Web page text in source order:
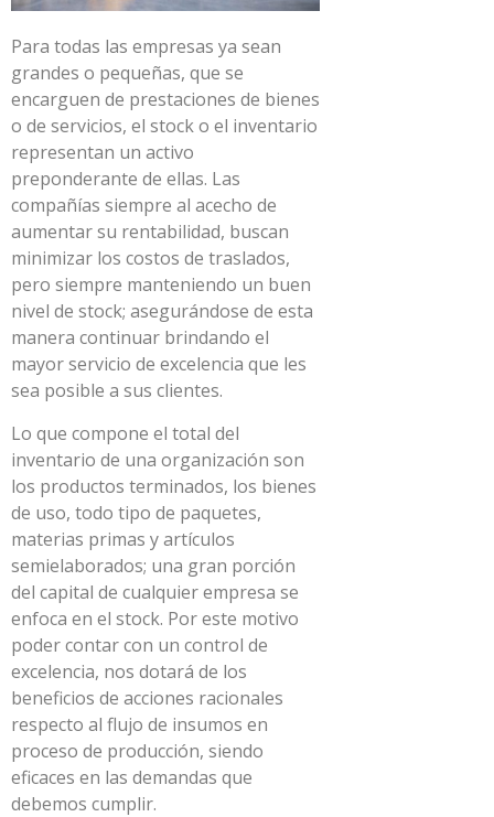
Para todas las empresas ya sean
grandes o pequeñas, que se
encarguen de prestaciones de bienes
o de servicios, el stock o el inventario
representan un activo
preponderante de ellas. Las
compañías siempre al acecho de
aumentar su rentabilidad, buscan
minimizar los costos de traslados,
pero siempre manteniendo un buen
nivel de stock; asegurándose de esta
manera continuar brindando el
mayor servicio de excelencia que les
sea posible a sus clientes.
Lo que compone el total del
inventario de una organización son
los productos terminados, los bienes
de uso, todo tipo de paquetes,
materias primas y artículos
semielaborados; una gran porción
del capital de cualquier empresa se
enfoca en el stock. Por este motivo
poder contar con un control de
excelencia, nos dotará de los
beneficios de acciones racionales
respecto al flujo de insumos en
proceso de producción, siendo
eficaces en las demandas que
debemos cumplir.